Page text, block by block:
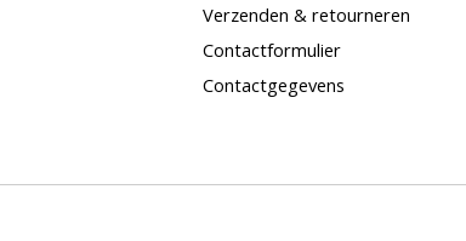
Verzenden & retourneren
Contactformulier
Contactgegevens